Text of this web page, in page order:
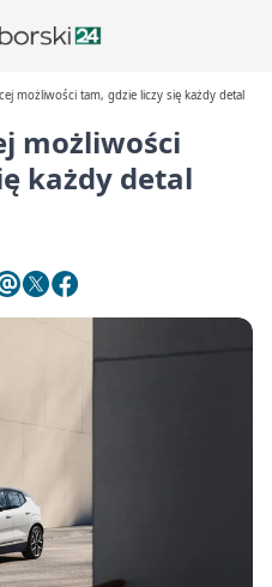
możliwości tam, gdzie liczy się każdy detal
możliwości
każdy detal